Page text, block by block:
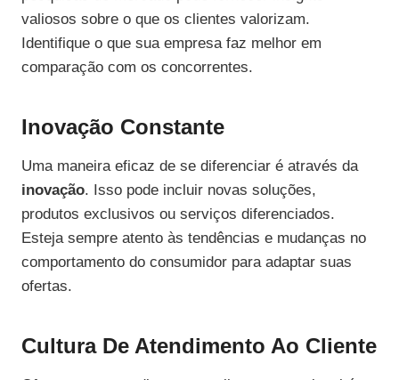
valiosos sobre o que os clientes valorizam.
Identifique o que sua empresa faz melhor em
comparação com os concorrentes.
Inovação Constante
Uma maneira eficaz de se diferenciar é através da
inovação. Isso pode incluir novas soluções,
produtos exclusivos ou serviços diferenciados.
Esteja sempre atento às tendências e mudanças no
comportamento do consumidor para adaptar suas
ofertas.
Cultura De Atendimento Ao Cliente